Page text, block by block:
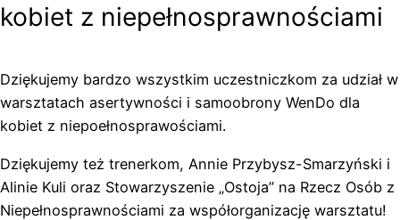
kobiet z niepełnosprawnościami
Dziękujemy bardzo wszystkim uczestniczkom za udział w
warsztatach asertywności i samoobrony WenDo dla
kobiet z niepoełnosprawościami.
Dziękujemy też trenerkom, Annie Przybysz-Smarzyński i
Alinie Kuli oraz Stowarzyszenie „Ostoja” na Rzecz Osób z
Niepełnosprawnościami za współorganizację warsztatu!